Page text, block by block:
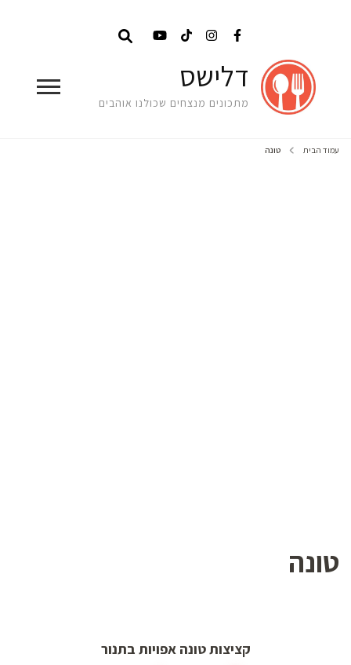
דלישס
מתכונים מנצחים שכולנו אוהבים
עמוד הבית טונה
טונה
קציצות טונה אפויות בתנור